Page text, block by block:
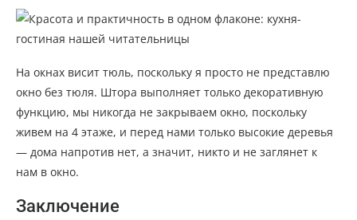
На окнах висит тюль, поскольку я просто не представлю
окно без тюля. Штора выполняет только декоративную
функцию, мы никогда не закрываем окно, поскольку
живем на 4 этаже, и перед нами только высокие деревья
— дома напротив нет, а значит, никто и не заглянет к
нам в окно.
Заключение